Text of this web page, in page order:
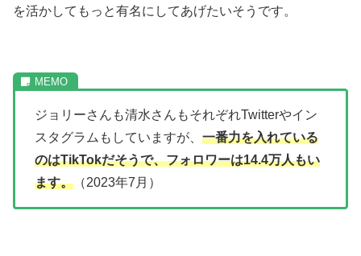
を活かしてもっと有名にしてあげたいそうです。
ジョリーさんも清水さんもそれぞれTwitterやイン
スタグラムもしていますが、 一番力を入れている
のはTikTokだそうで、フォロワーは14.4万人もい
ます。 （2023年7月）